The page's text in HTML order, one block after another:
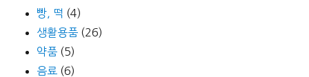
빵, 떡 (4)
생활용품 (26)
약품 (5)
음료 (6)